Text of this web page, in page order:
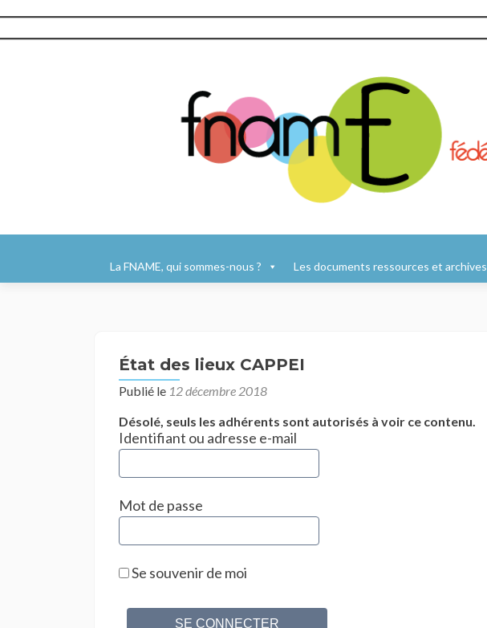
contenu
La FNAME, qui sommes-nous ? Les documents ressources et archives
État des lieux CAPPEI
Publié le 12 décembre 2018
Désolé, seuls les adhérents sont autorisés à voir ce contenu.
Identifiant ou adresse e-mail
Mot de passe
Se souvenir de moi